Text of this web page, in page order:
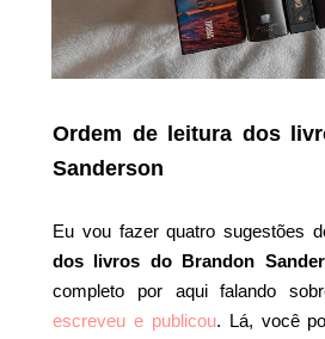
Ordem de leitura dos
Sanderson
Eu vou fazer quatro sugestões
dos livros do Brandon
completo por aqui falando
escreveu e publicou. Lá, você